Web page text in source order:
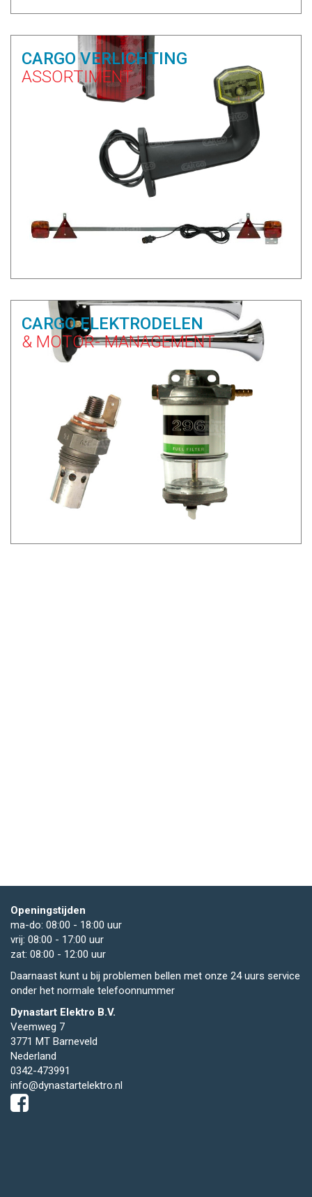
CARGO VERLICHTING
ASSORTIMENT
CARGO ELEKTRODELEN
& MOTOR- MANAGEMENT
Openingstijden
ma-do: 08:00 - 18:00 uur
vrij: 08:00 - 17:00 uur
zat: 08:00 - 12:00 uur
Daarnaast kunt u bij problemen bellen met onze 24 uurs service
onder het normale telefoonnummer
Dynastart Elektro B.V.
Veemweg 7
3771 MT Barneveld
Nederland
0342-473991
info@dynastartelektro.nl